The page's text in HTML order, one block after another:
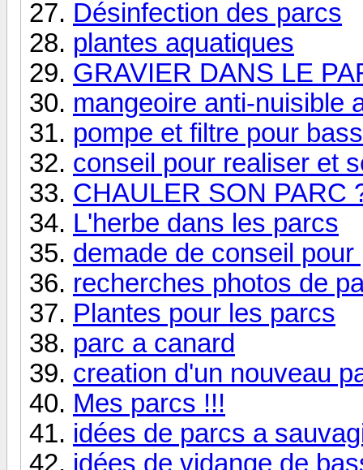
Désinfection des parcs
plantes aquatiques
GRAVIER DANS LE
mangeoire anti-nuisible
pompe et filtre pour
conseil pour realiser et
CHAULER SON PARC
L'herbe dans les parcs
demade de conseil
recherches photos de
Plantes pour les parcs
parc a canard
creation d'un nouveau
Mes parcs !!!
idées de parcs a
idées de vidange de